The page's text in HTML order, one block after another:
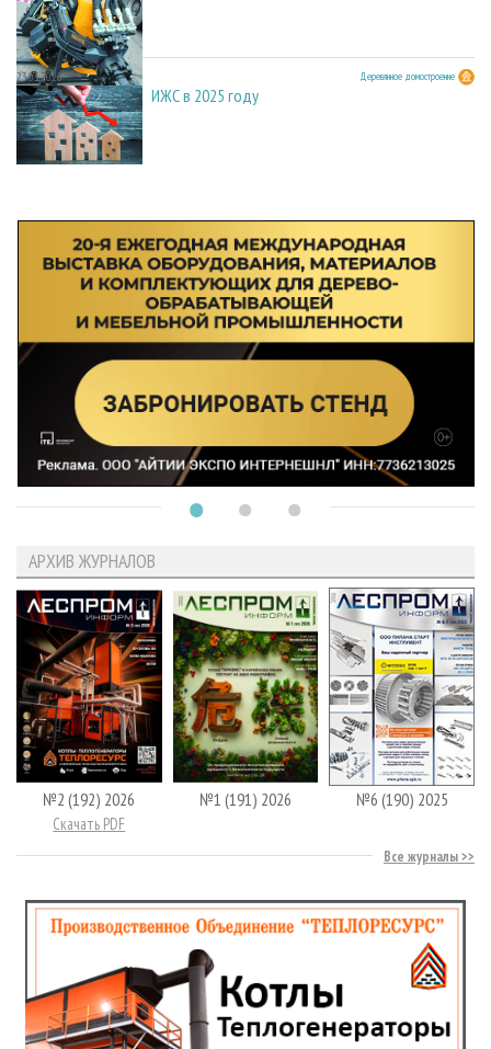
23.03.2026 Деревянное домостроение
ИЖС в 2025 году
АРХИВ ЖУРНАЛОВ
№2 (192) 2026
Скачать PDF
№1 (191) 2026 №6 (190) 2025
Все журналы